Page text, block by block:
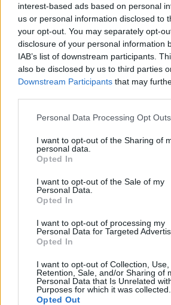
interest-based ads based on personal
us or personal information disclosed to
your opt-out. You may separately opt-
disclosure of your personal information
IAB’s list of downstream participants.
also be disclosed by us to third parties
Downstream Participants that may
Please note that this website/app uses
not limited to your visit or usage
grant or deny consent to Google and its
use your data for below specified
consent section.
Personal Data Processing Opt Outs
I want to opt-out of the Sharing of
personal data.
Opted In
I want to opt-out of the Sale of my
Personal Data.
Opted In
I want to opt-out of processing my
Personal Data for Targeted
Opted In
I want to opt-out of Collection, Use,
Retention, Sale, and/or Sharing of
Personal Data that Is Unrelated
Purposes for which it was collected.
Opted Out
Σάλος στη Βρετανία:
αποφυλακίζονται και
του εγκλήματος
Έρευνα-σοκ της MailOnline για 76
που κυκλοφορούν ελεύθεροι - Γιατί
ο Στάρμερ.
11.01.2025 18:11